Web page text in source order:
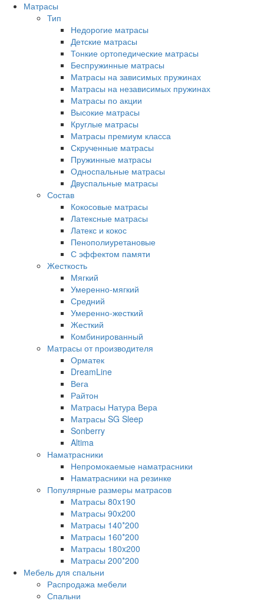
Матрасы
Тип
Недорогие матрасы
Детские матрасы
Тонкие ортопедические матрасы
Беспружинные матрасы
Матрасы на зависимых пружинах
Матрасы на независимых пружинах
Матрасы по акции
Высокие матрасы
Круглые матрасы
Матрасы премиум класса
Скрученные матрасы
Пружинные матрасы
Односпальные матрасы
Двуспальные матрасы
Состав
Кокосовые матрасы
Латексные матрасы
Латекс и кокос
Пенополиуретановые
С эффектом памяти
Жесткость
Мягкий
Умеренно-мягкий
Средний
Умеренно-жесткий
Жесткий
Комбинированный
Матрасы от производителя
Орматек
DreamLine
Вега
Райтон
Матрасы Натура Вера
Матрасы SG Sleep
Sonberry
Altima
Наматрасники
Непромокаемые наматрасники
Наматрасники на резинке
Популярные размеры матрасов
Матрасы 80x190
Матрасы 90x200
Матрасы 140*200
Матрасы 160*200
Матрасы 180x200
Матрасы 200*200
Мебель для спальни
Распродажа мебели
Спальни